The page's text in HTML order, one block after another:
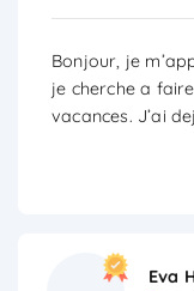
Bonjour, je
je cherche a
vacances. J’ai
Eva